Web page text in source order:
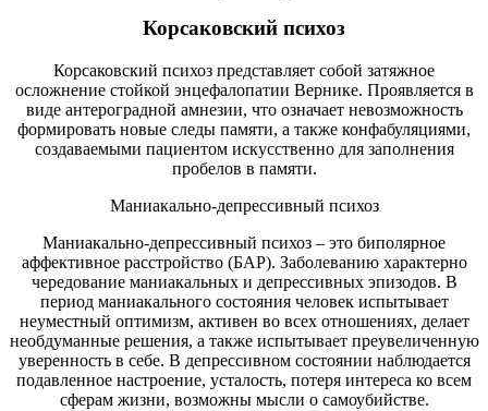
Корсаковский психоз
Корсаковский психоз представляет собой затяжное
осложнение стойкой энцефалопатии Вернике. Проявляется в
виде антероградной амнезии, что означает невозможность
формировать новые следы памяти, а также конфабуляциями,
создаваемыми пациентом искусственно для заполнения
пробелов в памяти.
Маниакально-депрессивный психоз
Маниакально-депрессивный психоз – это биполярное
аффективное расстройство (БАР). Заболеванию характерно
чередование маниакальных и депрессивных эпизодов. В
период маниакального состояния человек испытывает
неуместный оптимизм, активен во всех отношениях, делает
необдуманные решения, а также испытывает преувеличенную
уверенность в себе. В депрессивном состоянии наблюдается
подавленное настроение, усталость, потеря интереса ко всем
сферам жизни, возможны мысли о самоубийстве.